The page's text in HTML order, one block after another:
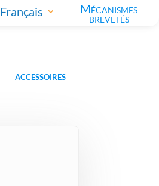
Français Mécanismes
brevetés
ACCESSOIRES